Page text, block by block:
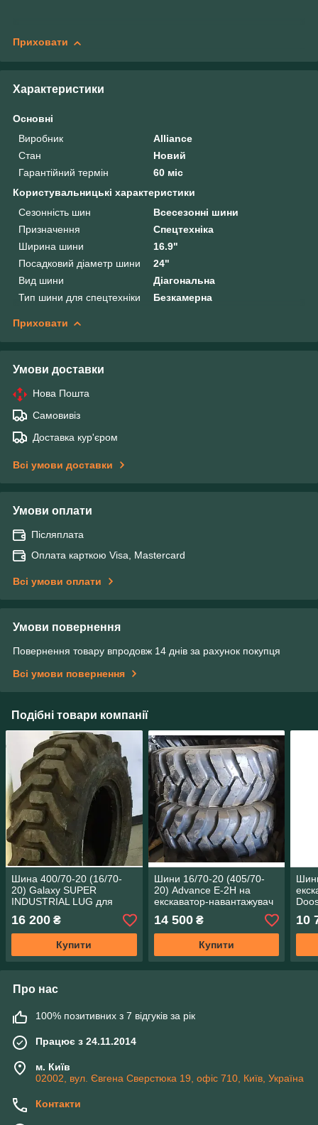
Приховати
Характеристики
Основні
Виробник
Alliance
Стан
Новий
Гарантійний термін
60 міс
Користувальницькі характеристики
Сезонність шин
Всесезонні шини
Призначення
Спецтехніка
Ширина шини
16.9"
Посадковий діаметр шини
24"
Вид шини
Діагональна
Тип шини для спецтехніки
Безкамерна
Приховати
Умови доставки
Нова Пошта
Самовивіз
Доставка кур'єром
Всі умови доставки
Умови оплати
Післяплата
Оплата карткою Visa, Mastercard
Всі умови оплати
Умови повернення
Повернення товару впродовж 14 днів за рахунок покупця
Всі умови повернення
Подібні товари компанії
Шина 400/70-20 (16/70-
20) Galaxy SUPER
INDUSTRIAL LUG для
екскаватора Volvo.
16 200 ₴
Купити
Шини 16/70-20 (405/70-
20) Advance E-2H на
екскаватор-навантажувач
Volvo BL71
14 500₴
Купити
10
Про нас
100% позитивних з 7 відгуків за рік
Працює з 24.11.2014
м. Київ
02002, вул. Євгена Сверстюка 19, офіс 710, Київ, Україна
Контакти